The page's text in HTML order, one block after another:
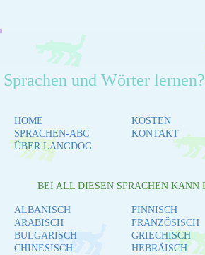
Sprachen und Wörter lernen?
HOME
SPRACHEN-ABC
ÜBER LANGDOG
KOSTEN
KONTAKT
BEI ALL DIESEN SPRACHEN
ALBANISCH
ARABISCH
BULGARISCH
CHINESISCH
FINNISCH
FRANZÖSISCH
GRIECHISCH
HEBRÄISCH